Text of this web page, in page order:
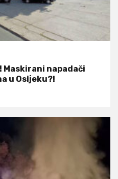
Maskirani napadači
u Osijeku?!